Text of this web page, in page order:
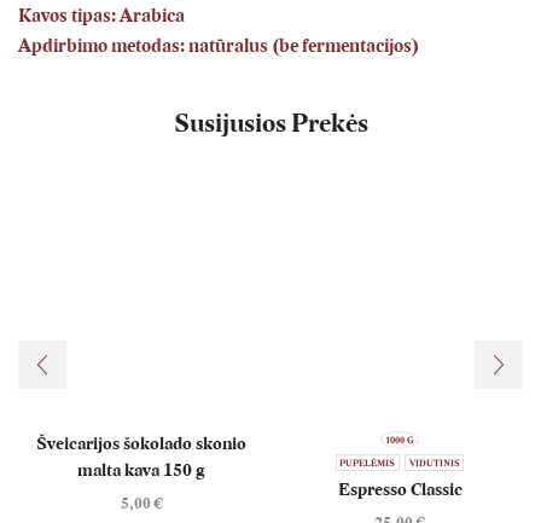
Kavos tipas:Arabica
Apdirbimo metodas:natūralus (be fermentacijos)
Susijusios Prekės
Šveicarijos šokolado skonio
malta kava 150 g
5,00€
1000 G
PUPELĖMIS VIDUTINIS
Espresso Classic